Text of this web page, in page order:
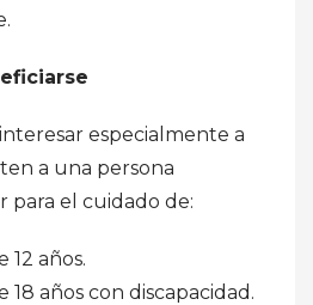
especialmente a
a una persona
para el cuidado de:
12 años.
18 años con discapacidad.